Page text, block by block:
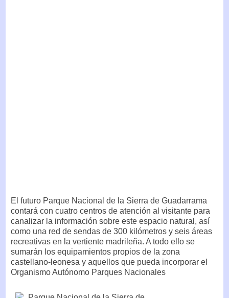
El futuro Parque Nacional de la Sierra de Guadarrama
contará con cuatro centros de atención al visitante para
canalizar la información sobre este espacio natural, así
como una red de sendas de 300 kilómetros y seis áreas
recreativas en la vertiente madrileña. A todo ello se
sumarán los equipamientos propios de la zona
castellano-leonesa y aquellos que pueda incorporar el
Organismo Autónomo Parques Nacionales